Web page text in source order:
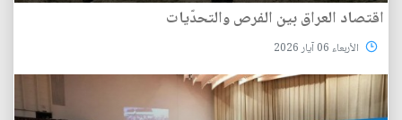
اقتصاد العراق بين الفرص والتحدّيات
الأربعاء 06 آيار 2026